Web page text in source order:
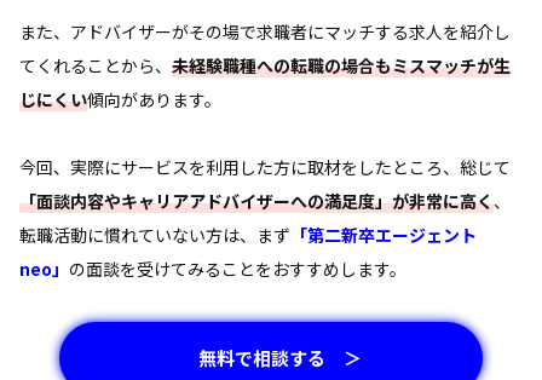
また、アドバイザーがその場で求職者にマッチする求人を紹介し
てくれることから、 未経験職種への転職の場合もミスマッチが生
じにくい傾向があります。
今回、実際にサービスを利用した方に取材をしたところ、総じて
「面談内容やキャリアアドバイザーへの満足度」が非常に高く、
転職活動に慣れていない方は、まず 「第二新卒エージェント
neo」 の面談を受けてみることをおすすめします。
無料で相談する ＞